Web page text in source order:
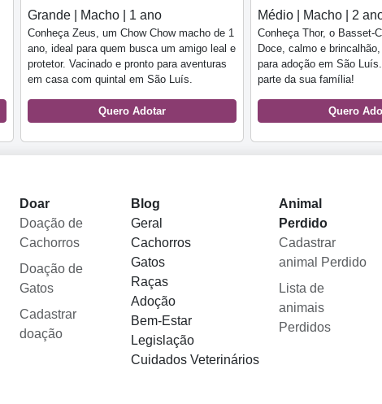
Grande | Macho | 1 ano
Conheça Zeus, um Chow Chow macho de 1
ano, ideal para quem busca um amigo leal e
protetor. Vacinado e pronto para aventuras
em casa com quintal em São Luís.
Quero Adotar
Médio | Macho | 2
Conheça Thor, o Basset-
Doce, calmo e
para adoção em São
parte da sua família!
Quero
Doar
Doação de
Cachorros
Doação de
Gatos
Cadastrar
doação
Blog
Geral
Cachorros
Gatos
Raças
Adoção
Bem-Estar
Legislação
Cuidados Veterinários
Animal
Perdido
Cadastrar
animal Perdido
Lista de
animais
Perdidos